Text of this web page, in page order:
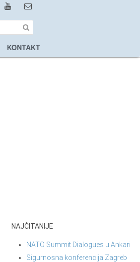
KONTAKT
NAJČITANIJE
NATO Summit Dialogues u Ankari
Sigurnosna konferencija Zagreb